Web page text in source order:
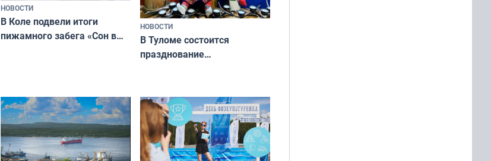
НОВОСТИ
В Коле подвели итоги
пижамного забега «Сон в
НОВОСТИ
В Туломе состоится
празднование